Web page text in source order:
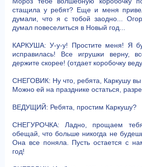
стащила у ребят? Еще и меня
думали, что я с тобой заодно...
думал повеселиться в Новый год...
КАРКУША: У-у-у! Простите меня! Я
исправилась! Все игрушки верну,
держите скорее! (отдает коробочку
СНЕГОВИК: Ну что, ребята, Каркушу вы
Можно ей на празднике остаться,
ВЕДУЩИЙ: Ребята, простим Каркушу?
СНЕГУРОЧКА: Ладно, прощаем
обещай, что больше никогда не
Она все поняла. Пусть остается с
год!